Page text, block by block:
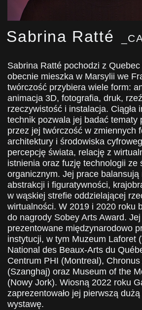
Sabrina Ratté
Sabrina Ratté pochodzi z
obecnie mieszka w Marsylii we
twórczość przybiera wiele form:
animacja 3D, fotografia, druk,
rzeczywistość i instalacja. Ciągła
technik pozwala jej badać tematy
przez jej twórczość w zmiennych
architektury i środowiska
percepcję świata, relację z
istnienia oraz fuzję technologii ze
organicznym. Jej prace balansują
abstrakcji i figuratywności,
w wąskiej strefie oddzielającej
wirtualności. W 2019 i 2020 roku
do nagrody Sobey Arts Award. Jej
prezentowane międzynarodowo
instytucji, w tym Muzeum Laforet
National des Beaux-Arts du
Centrum PHI (Montreal),
(Szanghaj) oraz Museum of the
(Nowy Jork). Wiosną 2022 roku
zaprezentowało jej pierwszą
wystawę.